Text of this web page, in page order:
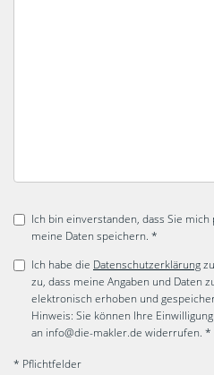
Ich bin einverstanden, dass Sie
meine Daten speichern. *
Ich habe die Datenschutzerklärung
zu, dass meine Angaben und Daten
elektronisch erhoben und
Hinweis: Sie können Ihre
an info@die-makler.de widerrufen. *
* Pflichtfelder